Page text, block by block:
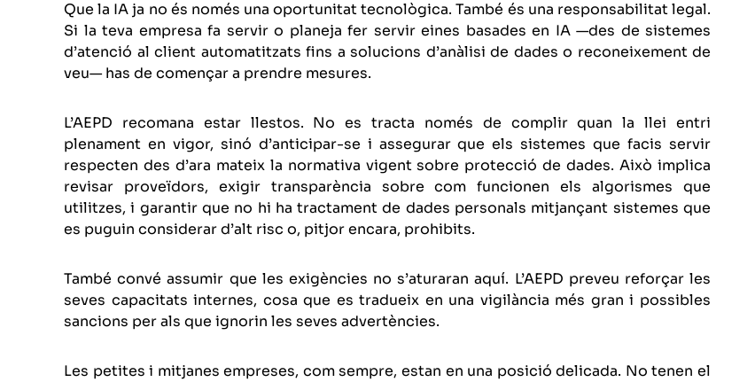
Que la IA ja no és només una oportunitat tecnològica. També és una responsabilitat legal.
Si la teva empresa fa servir o planeja fer servir eines basades en IA —des de sistemes
d’atenció al client automatitzats fins a solucions d’anàlisi de dades o reconeixement de
veu— has de començar a prendre mesures.
L’AEPD recomana estar llestos. No es tracta només de complir quan la llei entri
plenament en vigor, sinó d’anticipar-se i assegurar que els sistemes que facis servir
respecten des d’ara mateix la normativa vigent sobre protecció de dades. Això implica
revisar proveïdors, exigir transparència sobre com funcionen els algorismes que
utilitzes, i garantir que no hi ha tractament de dades personals mitjançant sistemes que
es puguin considerar d’alt risc o, pitjor encara, prohibits.
També convé assumir que les exigències no s’aturaran aquí. L’AEPD preveu reforçar les
seves capacitats internes, cosa que es tradueix en una vigilància més gran i possibles
sancions per als que ignorin les seves advertències.
Les petites i mitjanes empreses, com sempre, estan en una posició delicada. No tenen el